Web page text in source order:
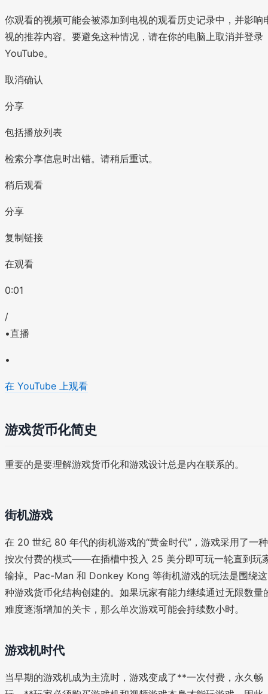
你观看的视频可能会被添加到电视的观看历史记录中，并影响
视的推荐内容。要避免这种情况，请在你的电脑上取消并登录
YouTube。
取消确认
分享
包括播放列表
检索分享信息时出错。请稍后重试。
稍后观看
分享
复制链接
在观看
0:01
/
•直播
•
在 YouTube 上观看
游戏货币化简史
重要的是要理解游戏货币化和游戏设计总是内在联系的。
街机游戏
在 20 世纪 80 年代的街机游戏的“黄金时代”，游戏采用了一种
按次付费的模式——在插槽中投入 25 美分即可玩一轮直到玩
输掉。Pac-Man 和 Donkey Kong 等街机游戏的玩法是围绕这
种游戏货币化结构创建的。如果玩家有能力继续通过无限数量
难度逐渐增加的关卡，那么单次游戏可能会持续数小时。
游戏机时代
当早期的游戏机成为主流时，游戏变成了**一次付费，永久畅